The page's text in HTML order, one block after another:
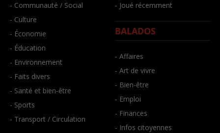
- Communauté / Social
- Culture
- Économie
- Éducation
- Environnement
- Faits divers
- Santé et bien-être
- Sports
- Transport / Circulation
- Joué récemment
BALADOS
- Affaires
- Art de vivre
- Bien-être
- Emploi
- Finances
- Infos citoyennes